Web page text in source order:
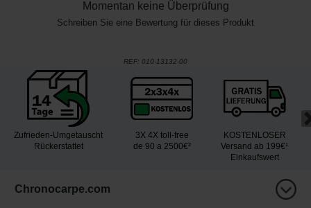
Momentan keine Überprüfung
Schreiben Sie eine Bewertung für dieses Produkt
REF: 010-13132-00
Zufrieden-Umgetauscht
Rückerstattet
3X 4X toll-free
de 90 a 2500€²
KOSTENLOSER
Versand ab 199€¹
Einkaufswert
Chronocarpe.com